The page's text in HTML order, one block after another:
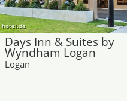
hotel.de
Days Inn & Suites by
Wyndham Logan
Logan